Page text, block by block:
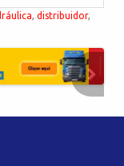
, distribuidor,